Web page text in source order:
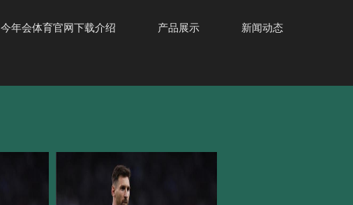
今年会体育官网下载介绍 产品展示 新闻动态